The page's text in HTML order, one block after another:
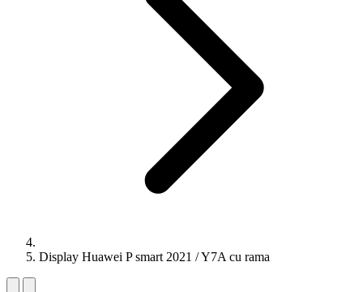
Display Huawei P smart 2021 / Y7A cu rama